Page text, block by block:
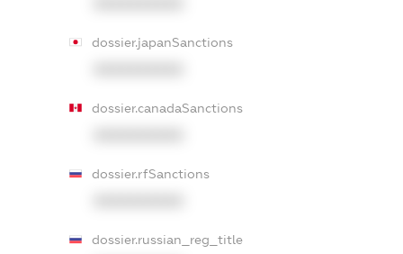
dossier.japanSanctions
dossier.canadaSanctions
dossier.rfSanctions
dossier.russian_reg_title